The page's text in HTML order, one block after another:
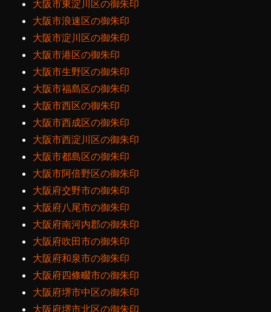
大阪市東淀川区の御朱印
大阪市浪速区の御朱印
大阪市淀川区の御朱印
大阪市港区の御朱印
大阪市生野区の御朱印
大阪市福島区の御朱印
大阪市西区の御朱印
大阪市西成区の御朱印
大阪市西淀川区の御朱印
大阪市都島区の御朱印
大阪市阿倍野区の御朱印
大阪府交野市の御朱印
大阪府八尾市の御朱印
大阪府南河内郡の御朱印
大阪府吹田市の御朱印
大阪府和泉市の御朱印
大阪府四條畷市の御朱印
大阪府堺市中区の御朱印
大阪府堺市北区の御朱印